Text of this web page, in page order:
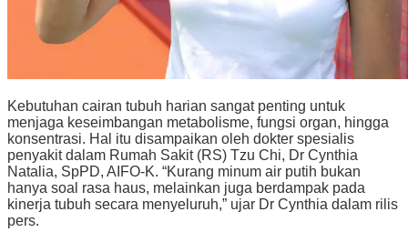
Kebutuhan cairan tubuh harian sangat penting untuk
menjaga keseimbangan metabolisme, fungsi organ, hingga
konsentrasi. Hal itu disampaikan oleh dokter spesialis
penyakit dalam Rumah Sakit (RS) Tzu Chi, Dr Cynthia
Natalia, SpPD, AIFO-K. “Kurang minum air putih bukan
hanya soal rasa haus, melainkan juga berdampak pada
kinerja tubuh secara menyeluruh,” ujar Dr Cynthia dalam rilis
pers.